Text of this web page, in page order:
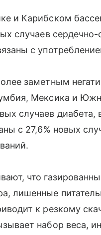
и Карибском
случаев
с
заметным
Мексика и
случаев
с 27,6% новых
что
лишенные
к резкому
набор веса,